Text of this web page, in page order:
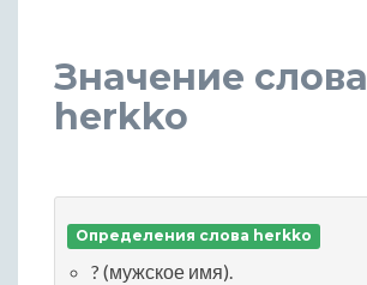
Значение слова
herkko
Определения слова herkko
? (мужское имя).